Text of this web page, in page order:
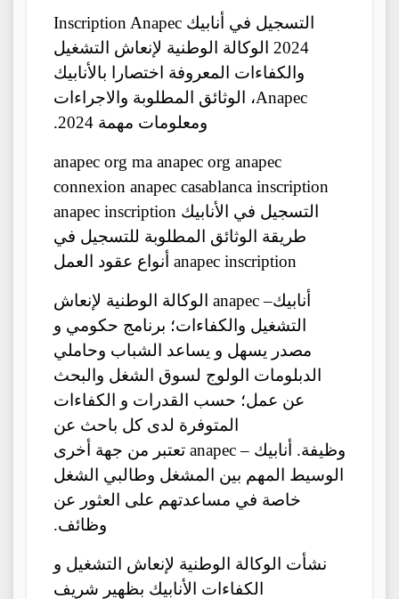
التسجيل في أنابيك Inscription Anapec
2024 الوكالة الوطنية لإنعاش التشغيل
والكفاءات المعروفة اختصارا بالأنابيك
Anapec، الوثائق المطلوبة والاجراءات
ومعلومات مهمة 2024.
anapec org ma anapec org anapec
connexion anapec casablanca inscription
التسجيل في الأنابيك anapec inscription
طريقة الوثائق المطلوبة للتسجيل في
anapec inscription أنواع عقود العمل
أنابيك– anapec الوكالة الوطنية لإنعاش
التشغيل والكفاءات؛ برنامج حكومي و
مصدر يسهل و يساعد الشباب وحاملي
الدبلومات الولوج لسوق الشغل والبحث
عن عمل؛ حسب القدرات و الكفاءات
المتوفرة لدى كل باحث عن
وظيفة. أنابيك – anapec تعتبر من جهة أخرى
الوسيط المهم بين المشغل وطالبي الشغل
خاصة في مساعدتهم على العثور عن
وظائف.
نشأت الوكالة الوطنية لإنعاش التشغيل و
الكفاءات الأنابيك بظهير شريف